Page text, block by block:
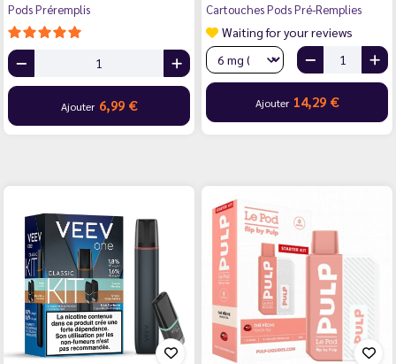
Pods Préremplis
Ajouter 6,99 €
Cartouches Pods Pré-Remplies
Waiting for your reviews
Ajouter 14,29 €